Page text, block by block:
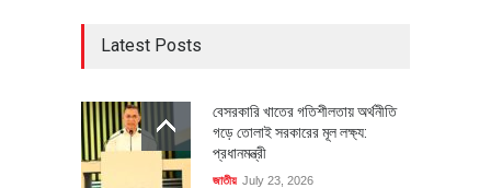
Latest Posts
বেসরকারি খাতের গতিশীলতায় অর্থনীতি
গড়ে তোলাই সরকারের মূল লক্ষ্য:
প্রধানমন্ত্রী
জাতীয় July 23, 2026